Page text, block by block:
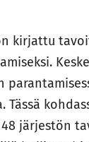
kirjattu
48 järjestön